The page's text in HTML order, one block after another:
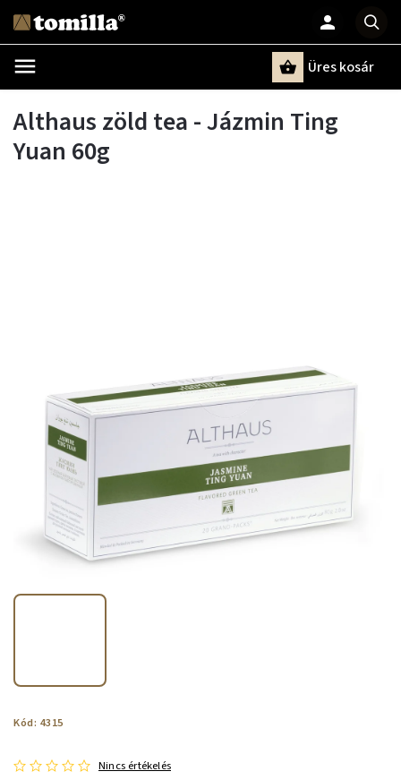
Üres kosár
Althaus zöld tea - Jázmin Ting
Yuan 60g
Kód: 4315
Nincs értékelés